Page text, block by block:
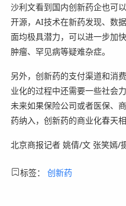
沙利文看到国内创新药企也可
开源，AI技术在新药发现、数
面均极具潜力，可以进一步加
肿瘤、罕见病等疑难杂症。
另外，创新药的支付渠道和消
业化的过程中还需要一些社会
未来如果保险公司或者医保、
药纳入，创新药的商业化春天
北京商报记者 姚倩/文 张笑嫣/
标签： 创新药